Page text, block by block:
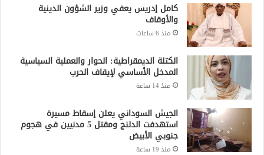
كامل إدريس يعفي وزير الشؤون الدينية
والأوقاف
منذ 6 ساعات
الكتلة الديمقراطية: الحوار والعملية السياسية
المدخل الأساسي لإيقاف الحرب
منذ 14 ساعة
الجيش السوداني يعلن إسقاط مسيرة
استهدفت الدلنج ومقتل 5 مدنيين في هجوم
جنوبي الأبيض
منذ 19 ساعة